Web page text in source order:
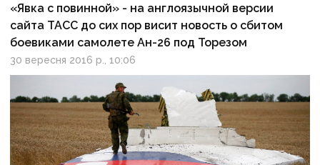
«Явка с повинной» - на англоязычной версии
сайта ТАСС до сих пор висит новость о сбитом
боевиками самолете Ан-26 под Торезом
30 вересня 2016 р., 10:06